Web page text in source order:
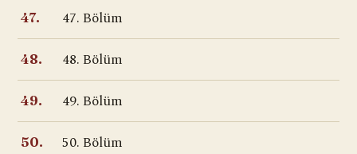
47. 47. Bölüm
48. 48. Bölüm
49. 49. Bölüm
50. 50. Bölüm